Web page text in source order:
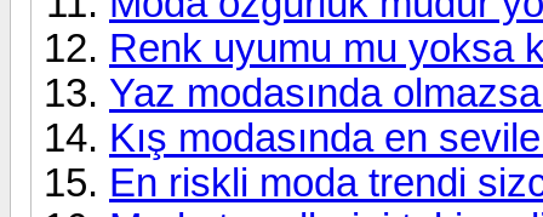
Renk uyumu mu yoksa
Yaz modasında
Kış modasında en
En riskli moda trendi